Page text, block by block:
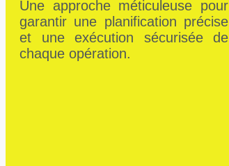
Une approche méticuleuse pour
garantir une planification précise
et une exécution sécurisée de
chaque opération.